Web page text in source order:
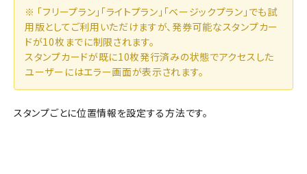
※ 「フリープラン」「ライトプラン」「ベージックプラン」でも試
用版としてご利用いただけますが、発券可能なスタンプカー
ドが10枚までに制限されます。
スタンプカードが既に10枚発行済みの状態でアクセスした
ユーザーにはエラー画面が表示されます。
スタンプごとに位置情報を設定する方法です。